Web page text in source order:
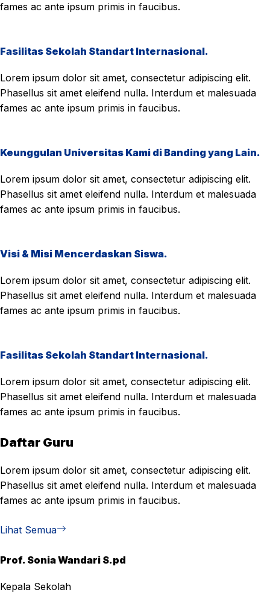
fames ac ante ipsum primis in faucibus.
Fasilitas Sekolah Standart Internasional.
Lorem ipsum dolor sit amet, consectetur adipiscing elit.
Phasellus sit amet eleifend nulla. Interdum et malesuada
fames ac ante ipsum primis in faucibus.
Keunggulan Universitas Kami di Banding yang Lain.
Lorem ipsum dolor sit amet, consectetur adipiscing elit.
Phasellus sit amet eleifend nulla. Interdum et malesuada
fames ac ante ipsum primis in faucibus.
Visi & Misi Mencerdaskan Siswa.
Lorem ipsum dolor sit amet, consectetur adipiscing elit.
Phasellus sit amet eleifend nulla. Interdum et malesuada
fames ac ante ipsum primis in faucibus.
Fasilitas Sekolah Standart Internasional.
Lorem ipsum dolor sit amet, consectetur adipiscing elit.
Phasellus sit amet eleifend nulla. Interdum et malesuada
fames ac ante ipsum primis in faucibus.
Daftar Guru
Lorem ipsum dolor sit amet, consectetur adipiscing elit.
Phasellus sit amet eleifend nulla. Interdum et malesuada
fames ac ante ipsum primis in faucibus.
Lihat Semua
Prof. Sonia Wandari S.pd
Kepala Sekolah